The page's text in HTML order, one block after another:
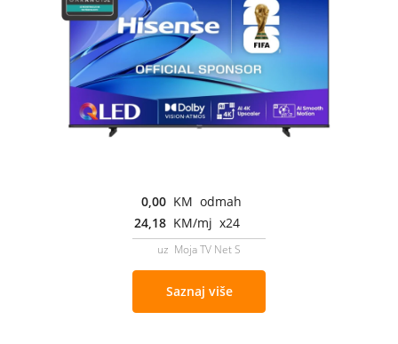
0,00 KM odmah
24,18 KM/mj x24
uz Moja TV Net S
Saznaj više